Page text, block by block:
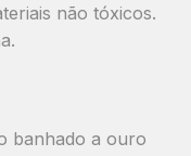
não tóxicos.
banhado a ouro